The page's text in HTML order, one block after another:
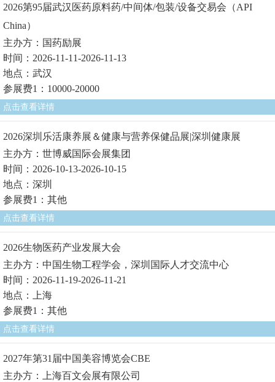
2026第95届武汉医药原料药/中间体/包装/设备交易会（API
China）
主办方：国药励展
时间：2026-11-11-2026-11-13
地点：武汉
参展费1：10000-20000
点击查看详情
2026深圳乐活康养展＆健康与营养保健品展|深圳健康展
主办方：世博威国际会展集团
时间：2026-10-13-2026-10-15
地点：深圳
参展费1：其他
点击查看详情
2026生物医药产业发展大会
主办方：中国生物工程学会，深圳国际人才交流中心
时间：2026-11-19-2026-11-21
地点：上海
参展费1：其他
点击查看详情
2027年第31届中国美容博览会CBE
主办方：上海百文会展有限公司